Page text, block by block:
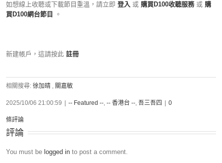
如想線上收聽或下載節目重溫，請立即 登入 或 購買D100收聽服務 或 購
買D100網台節目
。
新建帳戶，這請按此 註冊
相關搜尋: 徐加晴 , 關嘉敏
2025/10/06 21:00:59 -- Featured --, -- 香港台 --, 吾三吾四 0
條評論
評論
You must be logged in to post a comment.